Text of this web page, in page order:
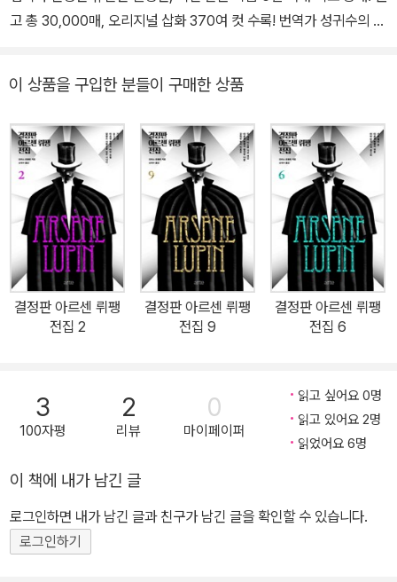
고 총 30,000매, 오리지널 삽화 370여 컷 수록! 번역가 성귀수의 1
워가며 완성한 「아르센 뤼팽의 마지막 사랑」까지 아르센 뤼팽의 35
년 모험담을 370여 컷의 오리지널 삽화와 함께 빠짐없이 수록 최근
발굴된 7편의 희귀작까지 총망라한 세계 최초의 결정판 전집 『결정
판 아르센 뤼팽 전집』(전 10권)이 아르테에서 출간되었다. 모리스 르
블랑이 집필한 아르센 뤼팽 시리즈 중 역대 어느 전집도 담아내지 못
한 일곱 작품을 추가로 발굴, 수록하여 명실상부한 전작집(int?gral
e)의 위용을 갖추었다. 2003년 국내는 물론 세계 최초로 아르센 뤼
팽 시리즈 전체를 복원한 총 스무 권의 전집이 한 차례 출간된 바 있
다. 하지만 이후 당시만 해도 아예 미발표이거나, 발표는 되었어도 실
체를 확인하기 어려웠던 원고들이 속속 발굴되었다. 번역가 성귀수는
랫동안 불완전한 작품으로 낙인찍혔던 『아르센 뤼팽의 수십억 달러』
의 누락된 연재분을 세계 최초로 복원해 출간했고, 2012년에는 모리
스 르블랑 사후 소문만 무성했던 미발표 유작 『아르센 뤼팽의 마지막
된 일곱 작품은 성귀수 번역가가 인터넷상에서 어느 뤼피니앵이 남긴
“(모 잡지에서) 작품을 본 것 같다”라는 짤막한 댓글을 근거로 끈질긴
추적을 펼친 끝에 발굴해낸 결과물들이다. 그 과정에서 성귀수 번역
이 상품을 구입한 분들이 구매한 상품
결정판 아르센 뤼팽
전집 2
결정판 아르센 뤼팽
전집 9
결정판 아르센 뤼팽
전집 6
3
100자평
2
리뷰
0
마이페이퍼
읽고 싶어요 0명
읽고 있어요 2명
읽었어요 6명
이 책에 내가 남긴 글
로그인하면 내가 남긴 글과 친구가 남긴 글을 확인할 수 있습니다.
로그인하기